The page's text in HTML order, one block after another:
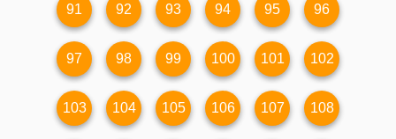
91 92 93 94 95 96
97 98 99 100 101 102
103 104 105 106 107 108